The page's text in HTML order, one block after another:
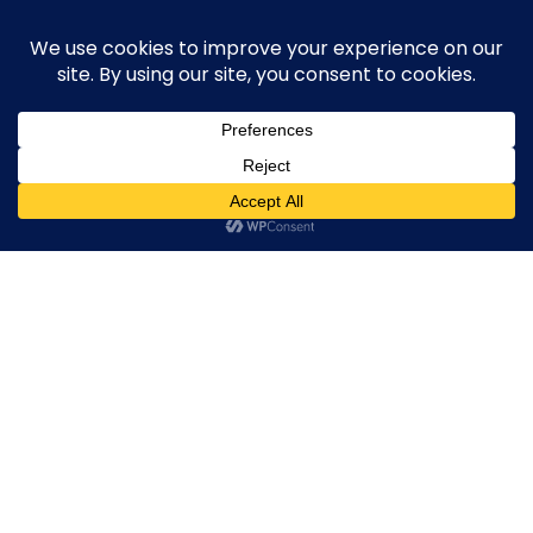
content
execute-stylife.com
upload it including a road bike of l1stylish and
other hobbies
O
O
E
20180710_124625000_iOS
20180710_124625000_iOS
l1stylish20180710_124625000_iOS
0 Comments